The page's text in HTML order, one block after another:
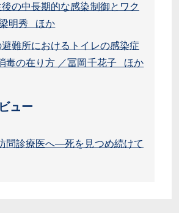
の中長期的な感染制御とワク
明秀 ほか
難所におけるトイレの感染症
毒の在り方 ／冨岡千花子 ほか
ュー
問診療医へ―死を見つめ続けて